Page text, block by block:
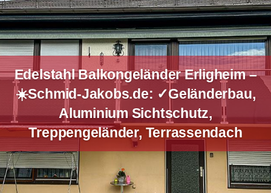
Edelstahl Balkongeländer Erligheim –
☀️Schmid-Jakobs.de: ✓Geländerbau,
Aluminium Sichtschutz,
Treppengeländer, Terrassendach